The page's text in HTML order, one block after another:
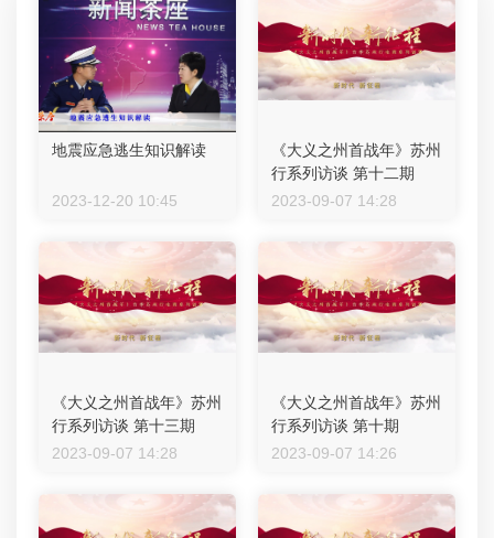
地震应急逃生知识解读
2023-12-20 10:45
《大义之州首战年》苏州
行系列访谈 第十二期
2023-09-07 14:28
《大义之州首战年》苏州
行系列访谈 第十三期
2023-09-07 14:28
《大义之州首战年》苏州
行系列访谈 第十期
2023-09-07 14:26